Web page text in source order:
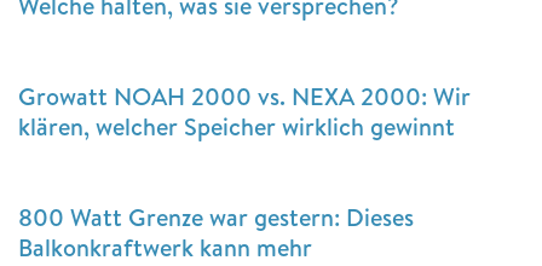
Growatt NOAH 2000 vs. NEXA 2000: Wir
klären, welcher Speicher wirklich gewinnt
800 Watt Grenze war gestern: Dieses
Balkonkraftwerk kann mehr